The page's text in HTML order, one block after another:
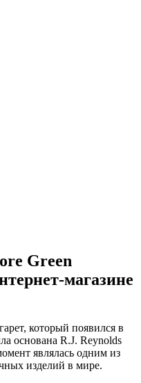
Green
магазине
который появился в
основана R.J. Reynolds
являлась одним из
изделий в мире.